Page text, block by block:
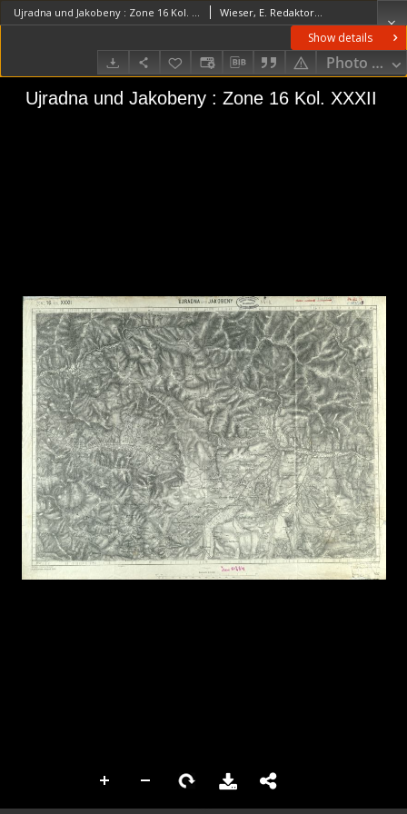
Show details
Photo
Ujradna und Jakobeny : Zone 16 Kol. XXXII Wieser, E. RedaktorKarbiutz, F. Redaktor